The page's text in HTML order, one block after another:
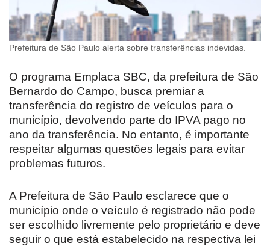
Prefeitura de São Paulo alerta sobre transferências indevidas.
O programa Emplaca SBC, da prefeitura de São
Bernardo do Campo, busca premiar a
transferência do registro de veículos para o
município, devolvendo parte do IPVA pago no
ano da transferência. No entanto, é importante
respeitar algumas questões legais para evitar
problemas futuros.
A Prefeitura de São Paulo esclarece que o
município onde o veículo é registrado não pode
ser escolhido livremente pelo proprietário e deve
seguir o que está estabelecido na respectiva lei